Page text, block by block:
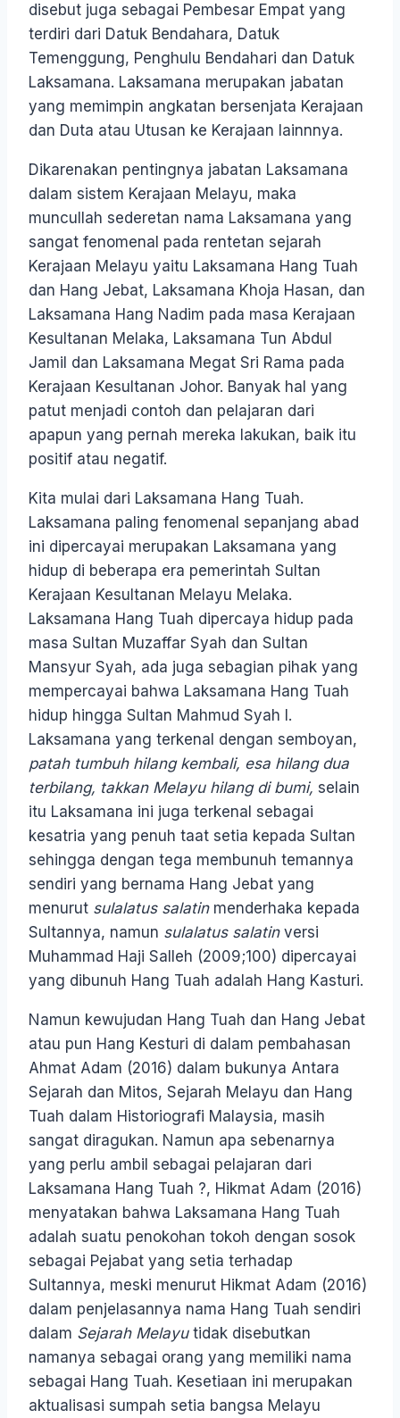
disebut juga sebagai Pembesar Empat yang
terdiri dari Datuk Bendahara, Datuk
Temenggung, Penghulu Bendahari dan Datuk
Laksamana. Laksamana merupakan jabatan
yang memimpin angkatan bersenjata Kerajaan
dan Duta atau Utusan ke Kerajaan lainnnya.
Dikarenakan pentingnya jabatan Laksamana
dalam sistem Kerajaan Melayu, maka
muncullah sederetan nama Laksamana yang
sangat fenomenal pada rentetan sejarah
Kerajaan Melayu yaitu Laksamana Hang Tuah
dan Hang Jebat, Laksamana Khoja Hasan, dan
Laksamana Hang Nadim pada masa Kerajaan
Kesultanan Melaka, Laksamana Tun Abdul
Jamil dan Laksamana Megat Sri Rama pada
Kerajaan Kesultanan Johor. Banyak hal yang
patut menjadi contoh dan pelajaran dari
apapun yang pernah mereka lakukan, baik itu
positif atau negatif.
Kita mulai dari Laksamana Hang Tuah.
Laksamana paling fenomenal sepanjang abad
ini dipercayai merupakan Laksamana yang
hidup di beberapa era pemerintah Sultan
Kerajaan Kesultanan Melayu Melaka.
Laksamana Hang Tuah dipercaya hidup pada
masa Sultan Muzaffar Syah dan Sultan
Mansyur Syah, ada juga sebagian pihak yang
mempercayai bahwa Laksamana Hang Tuah
hidup hingga Sultan Mahmud Syah I.
Laksamana yang terkenal dengan semboyan,
patah tumbuh hilang kembali, esa hilang dua
terbilang, takkan Melayu hilang di bumi, selain
itu Laksamana ini juga terkenal sebagai
kesatria yang penuh taat setia kepada Sultan
sehingga dengan tega membunuh temannya
sendiri yang bernama Hang Jebat yang
menurut sulalatus salatin menderhaka kepada
Sultannya, namun sulalatus salatin versi
Muhammad Haji Salleh (2009;100) dipercayai
yang dibunuh Hang Tuah adalah Hang Kasturi.
Namun kewujudan Hang Tuah dan Hang Jebat
atau pun Hang Kesturi di dalam pembahasan
Ahmat Adam (2016) dalam bukunya Antara
Sejarah dan Mitos, Sejarah Melayu dan Hang
Tuah dalam Historiografi Malaysia, masih
sangat diragukan. Namun apa sebenarnya
yang perlu ambil sebagai pelajaran dari
Laksamana Hang Tuah ?, Hikmat Adam (2016)
menyatakan bahwa Laksamana Hang Tuah
adalah suatu penokohan tokoh dengan sosok
sebagai Pejabat yang setia terhadap
Sultannya, meski menurut Hikmat Adam (2016)
dalam penjelasannya nama Hang Tuah sendiri
dalam Sejarah Melayu tidak disebutkan
namanya sebagai orang yang memiliki nama
sebagai Hang Tuah. Kesetiaan ini merupakan
aktualisasi sumpah setia bangsa Melayu